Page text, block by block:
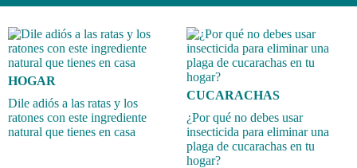
HOGAR
Dile adiós a las ratas y los
ratones con este ingrediente
natural que tienes en casa
CUCARACHAS
¿Por qué no debes usar
insecticida para eliminar una
plaga de cucarachas en tu
hogar?